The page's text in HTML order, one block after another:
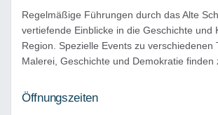
Regelmäßige Führungen durch das Alte
vertiefende Einblicke in die Geschichte und
Region. Spezielle Events zu verschiedenen
Malerei, Geschichte und Demokratie finden
Öffnungszeiten